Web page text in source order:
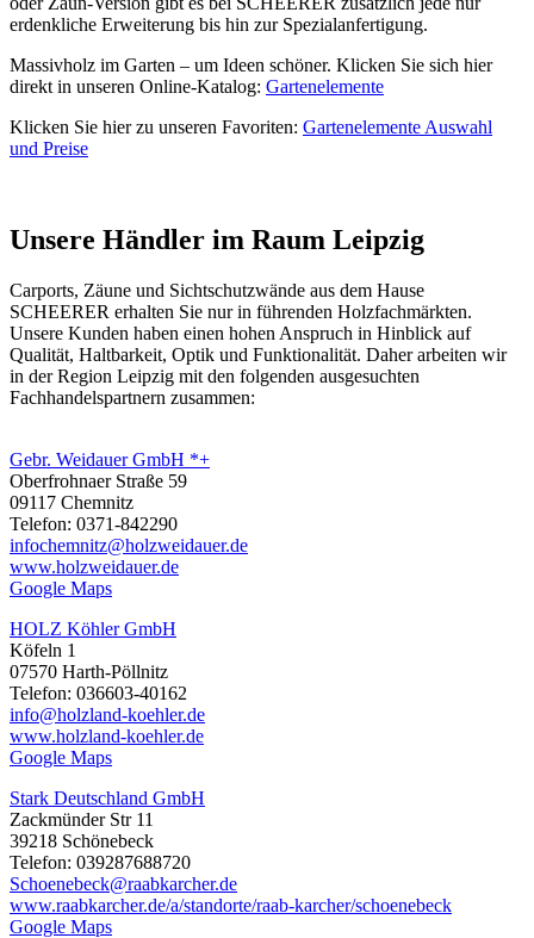
erdenkliche Erweiterung bis hin zur Spezialanfertigung.
Massivholz im Garten – um Ideen schöner. Klicken Sie sich hier
direkt in unseren Online-Katalog: Gartenelemente
Klicken Sie hier zu unseren Favoriten: Gartenelemente Auswahl
und Preise
Unsere Händler im Raum Leipzig
Carports, Zäune und Sichtschutzwände aus dem Hause
SCHEERER erhalten Sie nur in führenden Holzfachmärkten.
Unsere Kunden haben einen hohen Anspruch in Hinblick auf
Qualität, Haltbarkeit, Optik und Funktionalität. Daher arbeiten wir
in der Region Leipzig mit den folgenden ausgesuchten
Fachhandelspartnern zusammen:
Gebr. Weidauer GmbH *+
Oberfrohnaer Straße 59
09117 Chemnitz
Telefon: 0371-842290
infochemnitz@holzweidauer.de
www.holzweidauer.de
Google Maps
HOLZ Köhler GmbH
Köfeln 1
07570 Harth-Pöllnitz
Telefon: 036603-40162
info@holzland-koehler.de
www.holzland-koehler.de
Google Maps
Stark Deutschland GmbH
Zackmünder Str 11
39218 Schönebeck
Telefon: 039287688720
Schoenebeck@raabkarcher.de
www.raabkarcher.de/a/standorte/raab-karcher/schoenebeck
Google Maps